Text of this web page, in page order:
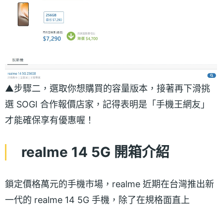
▲步驟二，選取你想購買的容量版本，接著再下滑挑
選 SOGI 合作報價店家，記得表明是「手機王網友」
才能確保享有優惠喔！
realme 14 5G 開箱介紹
鎖定價格萬元的手機市場，realme 近期在台灣推出新
一代的 realme 14 5G 手機，除了在規格面直上